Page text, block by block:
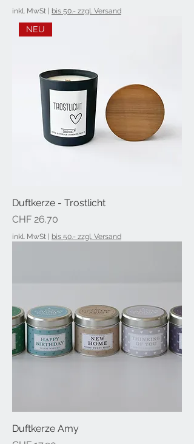
inkl. MwSt bis 50.- zzgl. Versand
NEU
Duftkerze - Trostlicht
Preis
CHF 26.70
inkl. MwSt bis 50.- zzgl. Versand
Duftkerze Amy